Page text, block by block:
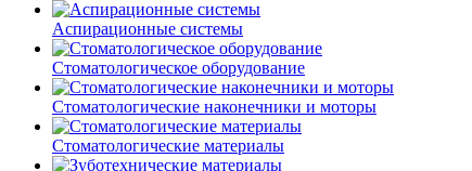
Аспирационные системы
Стоматологическое оборудование
Стоматологические наконечники и моторы
Стоматологические материалы